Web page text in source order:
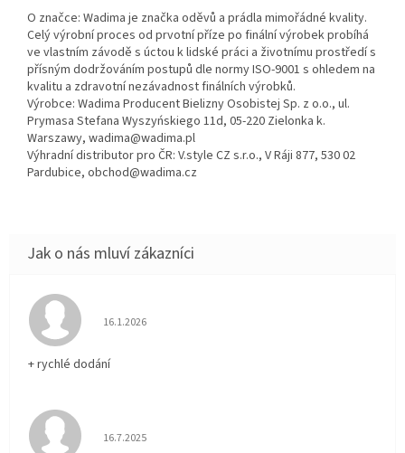
O značce: Wadima je značka oděvů a prádla mimořádné kvality.
Celý výrobní proces od prvotní příze po finální výrobek probíhá
ve vlastním závodě s úctou k lidské práci a životnímu prostředí s
přísným dodržováním postupů dle normy ISO-9001 s ohledem na
kvalitu a zdravotní nezávadnost finálních výrobků.
Výrobce: Wadima Producent Bielizny Osobistej Sp. z o.o., ul.
Prymasa Stefana Wyszyńskiego 11d, 05-220 Zielonka k.
Warszawy, wadima@wadima.pl
Výhradní distributor pro ČR: V.style CZ s.r.o., V Ráji 877, 530 02
Pardubice, obchod@wadima.cz
Hodnocení obchodu je 5 z 5 hvězdiček.
16.1.2026
+ rychlé dodání
Hodnocení obchodu je 5 z 5 hvězdiček.
16.7.2025